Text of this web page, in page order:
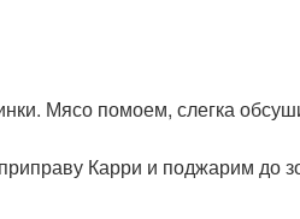
Мясо помоем, слегка
Карри и поджарим до